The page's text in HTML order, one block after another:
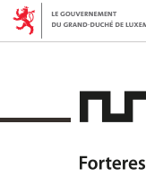
Aller
Aller